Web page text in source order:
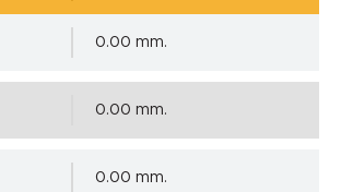
0.00 mm.
0.00 mm.
0.00 mm.